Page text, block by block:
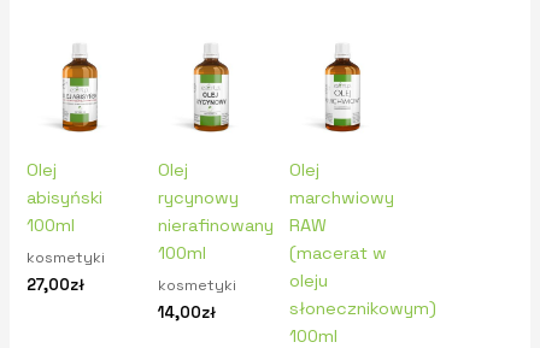
Olej
abisyński
100ml
kosmetyki
27,00zł
Olej
rycynowy
nierafinowany
100ml
kosmetyki
14,00zł
Olej
marchwiowy
RAW
(macerat w
oleju
słonecznikowym)
100ml